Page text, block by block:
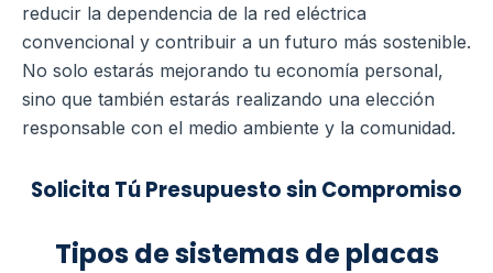
reducir la dependencia de la red eléctrica
convencional y contribuir a un futuro más sostenible.
No solo estarás mejorando tu economía personal,
sino que también estarás realizando una elección
responsable con el medio ambiente y la comunidad.
Solicita Tú Presupuesto sin Compromiso
Tipos de sistemas de placas